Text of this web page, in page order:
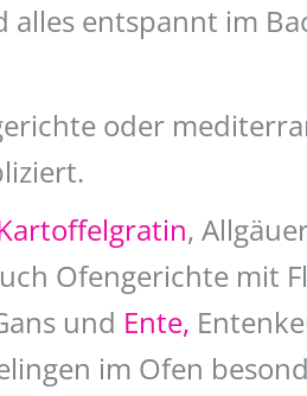
entspannt im
oder
,
Ofengerichte mit
und Ente,
im Ofen